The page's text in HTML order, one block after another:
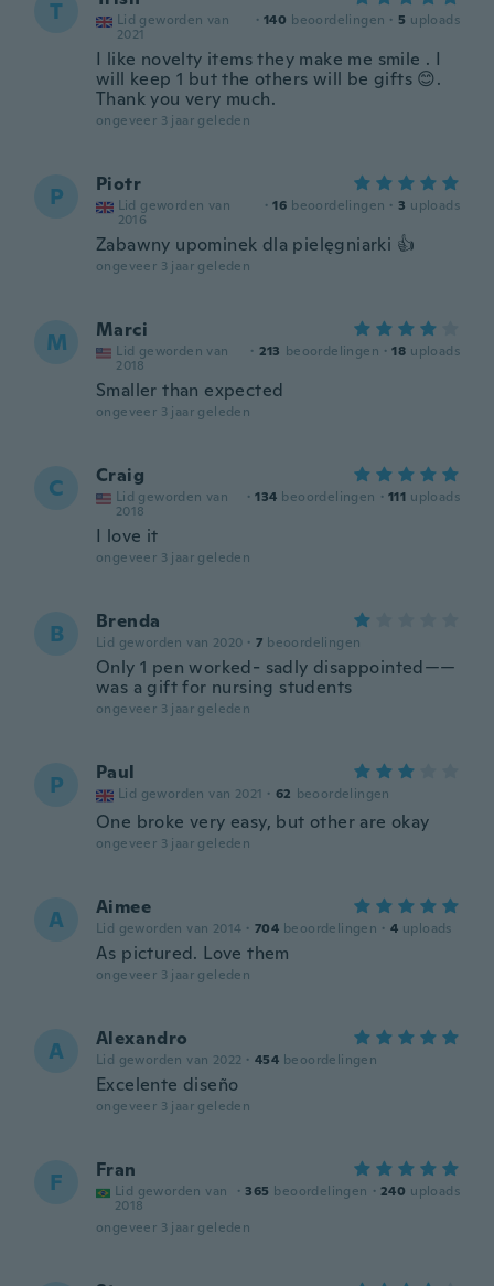
T
Lid geworden van
2021
· 140 beoordelingen · 5 uploads
I like novelty items they make me smile . I
will keep 1 but the others will be gifts 😊.
Thank you very much.
ongeveer 3 jaar geleden
P Piotr
Lid geworden van
2016
· 16 beoordelingen · 3 uploads
Zabawny upominek dla pielęgniarki 👍
ongeveer 3 jaar geleden
M Marci
Lid geworden van
2018
· 213 beoordelingen · 18 uploads
Smaller than expected
ongeveer 3 jaar geleden
C Craig
Lid geworden van
2018
· 134 beoordelingen · 111 uploads
I love it
ongeveer 3 jaar geleden
B Brenda
Lid geworden van 2020 · 7 beoordelingen
Only 1 pen worked- sadly disappointed——
was a gift for nursing students
ongeveer 3 jaar geleden
P Paul
Lid geworden van 2021 · 62 beoordelingen
One broke very easy, but other are okay
ongeveer 3 jaar geleden
A Aimee
Lid geworden van 2014 · 704 beoordelingen · 4 uploads
As pictured. Love them
ongeveer 3 jaar geleden
A Alexandro
Lid geworden van 2022 · 454 beoordelingen
Excelente diseño
ongeveer 3 jaar geleden
F Fran
Lid geworden van
2018
· 365 beoordelingen · 240 uploads
ongeveer 3 jaar geleden